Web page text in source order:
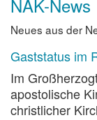
NAK-News
Neues aus der
Gaststatus im
Im
apostolische
christlicher